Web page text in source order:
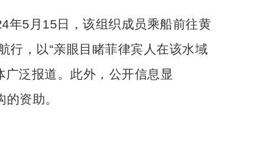
年5月15日，该组织成员乘船前往黄
行，以“亲眼目睹菲律宾人在该水域
泛报道。此外，公开信息显
资助。